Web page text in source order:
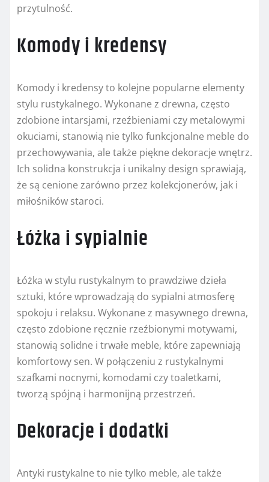
przytulność.
Komody i kredensy
Komody i kredensy to kolejne popularne elementy
stylu rustykalnego. Wykonane z drewna, często
zdobione intarsjami, rzeźbieniami czy metalowymi
okuciami, stanowią nie tylko funkcjonalne meble do
przechowywania, ale także piękne dekoracje wnętrz.
Ich solidna konstrukcja i unikalny design sprawiają,
że są cenione zarówno przez kolekcjonerów, jak i
miłośników staroci.
Łóżka i sypialnie
Łóżka w stylu rustykalnym to prawdziwe dzieła
sztuki, które wprowadzają do sypialni atmosferę
spokoju i relaksu. Wykonane z masywnego drewna,
często zdobione ręcznie rzeźbionymi motywami,
stanowią solidne i trwałe meble, które zapewniają
komfortowy sen. W połączeniu z rustykalnymi
szafkami nocnymi, komodami czy toaletkami,
tworzą spójną i harmonijną przestrzeń.
Dekoracje i dodatki
Antyki rustykalne to nie tylko meble, ale także